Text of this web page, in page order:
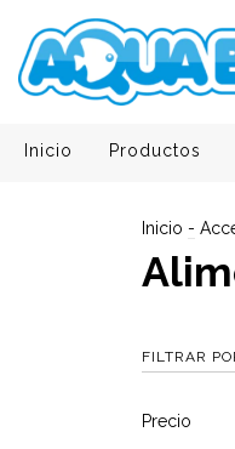
Inicio Productos
Inicio -
FILTRAR
Precio